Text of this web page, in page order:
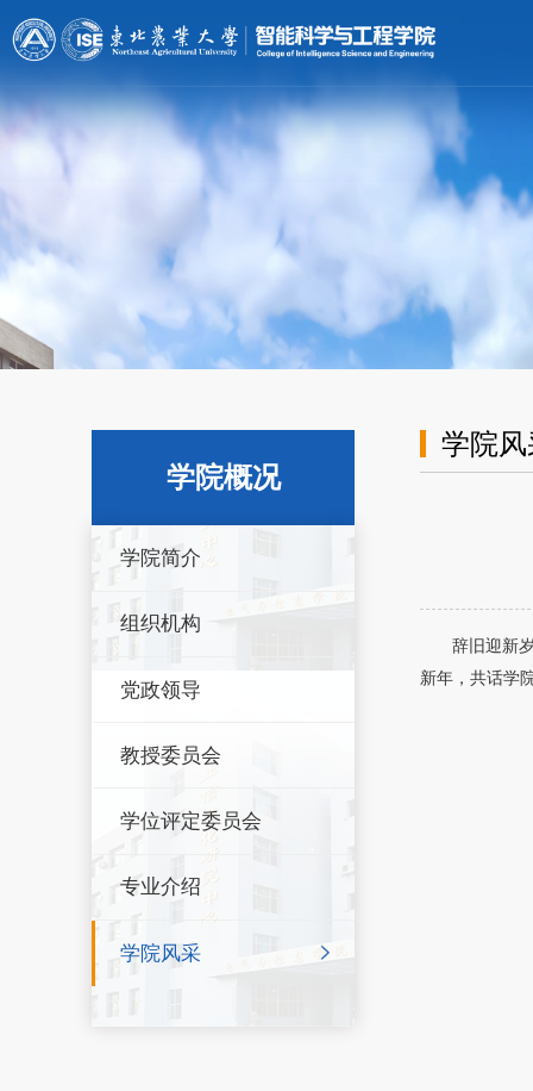
学院概况
学院简介
组织机构
党政领导
教授委员会
学位评定委员会
专业介绍
学院风采
学院风
辞旧迎新
新年，共话学